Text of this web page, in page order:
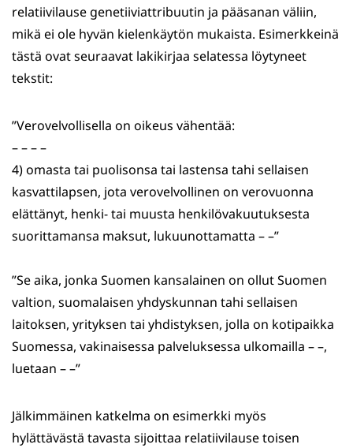
relatiivilause genetiiviattribuutin ja pääsanan väliin,
mikä ei ole hyvän kielenkäytön mukaista. Esimerkkeinä
tästä ovat seuraavat lakikirjaa selatessa löytyneet
tekstit:
”Verovelvollisella on oikeus vähentää:
– – – –
4) omasta tai puolisonsa tai lastensa tahi sellaisen
kasvattilapsen, jota verovelvollinen on verovuonna
elättänyt, henki- tai muusta henkilövakuutuksesta
suorittamansa maksut, lukuunottamatta – –”
”Se aika, jonka Suomen kansalainen on ollut Suomen
valtion, suomalaisen yhdyskunnan tahi sellaisen
laitoksen, yrityksen tai yhdistyksen, jolla on kotipaikka
Suomessa, vakinaisessa palveluksessa ulkomailla – –,
luetaan – –”
Jälkimmäinen katkelma on esimerkki myös
hylättävästä tavasta sijoittaa relatiivilause toisen